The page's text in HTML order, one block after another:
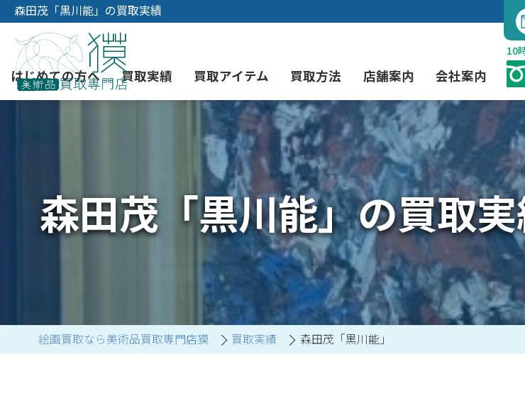
容
キ
ッ
森田茂「黒川能」の買取実績
はじめての方へ
よくあるご質問
YOUTUBE instagram
買取実績 買取アイテム
現代アート買取
骨董品買取 茶道具買取
彫刻・ブロンズ買取
工芸品買取
買取方法
出張買取（無料）
宅配・郵送買取 業者間オークション出品代行
店舗案内
大阪店
会社案内
当社の特徴
消費者志向自主宣言
10
森田茂「黒川能」の買取
絵画買取なら美術品買取専門店獏 買取実績 森田茂「黒川能」